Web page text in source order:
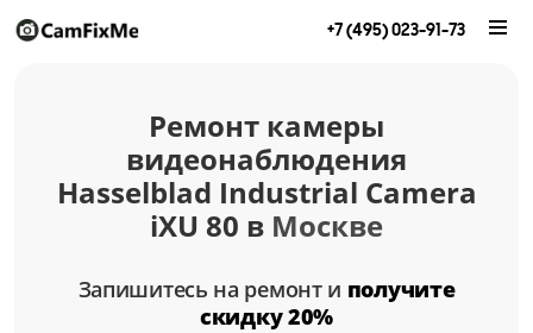
+7 (495) 023-91-73
Ремонт камеры
видеонаблюдения
Hasselblad Industrial Camera
iXU 80 в Москве
Запишитесь на ремонт и получите
скидку 20%